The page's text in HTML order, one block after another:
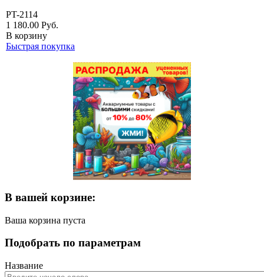
PT-2114
1 180.00 Руб.
В корзину
Быстрая покупка
В вашей корзине:
Ваша корзина пуста
Подобрать по параметрам
Название